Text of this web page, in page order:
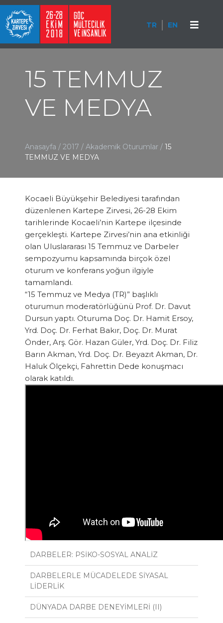
TR EN
15 TEMMUZ
VE MEDYA
Anasayfa / 2017 / Akademik Oturumlar / 15
TEMMUZ VE MEDYA
DARBELER: PSİKO-SOSYAL ANALİZ
DARBELERLE MÜCADELEDE SİYASAL
LİDERLİK
DÜNYADA DARBE DENEYİMLERİ (II)
Kocaeli Büyükşehir Belediyesi tarafından
düzenlenen Kartepe Zirvesi, 26-28 Ekim
tarihlerinde Kocaeli’nin Kartepe ilçesinde
gerçekleşti. Kartepe Zirvesi’nin ana etkinliği
olan Uluslararası 15 Temmuz ve Darbeler
sempozyumu kapsamında birçok özel
oturum ve konferans yoğun ilgiyle
tamamlandı.
“15 Temmuz ve Medya (TR)” başlıklı
oturumun moderatörlüğünü Prof. Dr. Davut
Dursun yaptı. Oturuma Doç. Dr. Hamit Ersoy,
Yrd. Doç. Dr. Ferhat Bakır, Doç. Dr. Murat
Önder, Arş. Gör. Hazan Güler, Yrd. Doç. Dr. Filiz
Barın Akman, Yrd. Doç. Dr. Beyazıt Akman, Dr.
Haluk Ölçekçi, Fahrettin Dede konuşmacı
olarak katıldı.